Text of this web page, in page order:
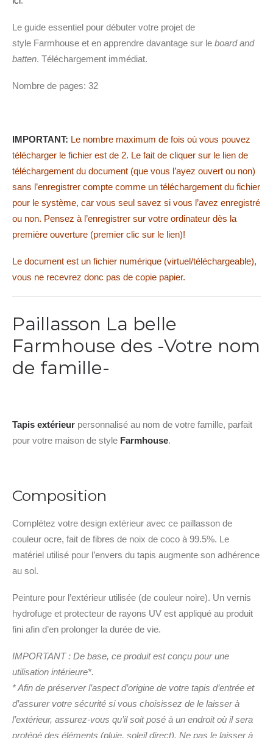
Le guide essentiel pour débuter votre projet de
style Farmhouse et en apprendre davantage sur le board and
batten. Téléchargement immédiat.
Nombre de pages: 32
IMPORTANT: Le nombre maximum de fois où vous pouvez
télécharger le fichier est de 2. Le fait de cliquer sur le lien de
téléchargement du document (que vous l’ayez ouvert ou non)
sans l’enregistrer compte comme un téléchargement du fichier
pour le système, car vous seul savez si vous l’avez enregistré
ou non. Pensez à l’enregistrer sur votre ordinateur dès la
première ouverture (premier clic sur le lien)!
Le document est un fichier numérique (virtuel/téléchargeable),
vous ne recevrez donc pas de copie papier.
Paillasson La belle
Farmhouse des -Votre nom
de famille-
Tapis extérieur personnalisé au nom de votre famille, parfait
pour votre maison de style Farmhouse.
Composition
Complétez votre design extérieur avec ce paillasson de
couleur ocre, fait de fibres de noix de coco à 99.5%. Le
matériel utilisé pour l’envers du tapis augmente son adhérence
au sol.
Peinture pour l’extérieur utilisée (de couleur noire). Un vernis
hydrofuge et protecteur de rayons UV est appliqué au produit
fini afin d’en prolonger la durée de vie.
IMPORTANT : De base, ce produit est conçu pour une
utilisation intérieure*.
* Afin de préserver l’aspect d’origine de votre tapis d’entrée et
d’assurer votre sécurité si vous choisissez de le laisser à
l’extérieur, assurez-vous qu’il soit posé à un endroit où il sera
protégé des éléments (pluie, soleil direct). Ne pas le laisser à